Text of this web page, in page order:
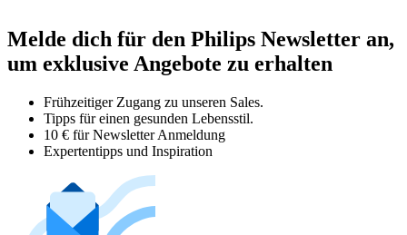
Melde dich für den Philips Newsletter an,
um exklusive Angebote zu erhalten
Frühzeitiger Zugang zu unseren Sales.
Tipps für einen gesunden Lebensstil.
10 € für Newsletter Anmeldung
Expertentipps und Inspiration